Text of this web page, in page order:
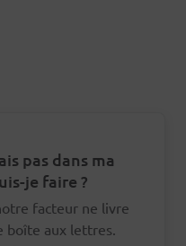
pas dans ma
je faire ?
facteur ne livre
boîte aux lettres.